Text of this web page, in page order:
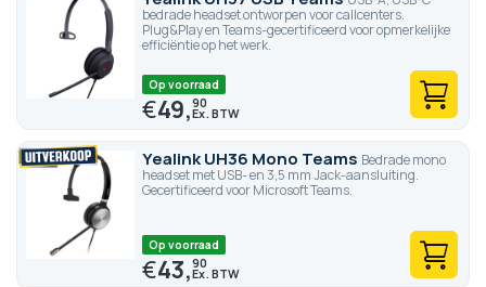
bedrade headset ontworpen voor callcenters.
Plug&Play en Teams-gecertificeerd voor opmerkelijke
efficiëntie op het werk.
Op voorraad
€49,90
Yealink UH36 Mono Teams Bedrade mono
headset met USB- en 3,5 mm Jack-aansluiting.
Gecertificeerd voor Microsoft Teams.
Op voorraad
€43,90